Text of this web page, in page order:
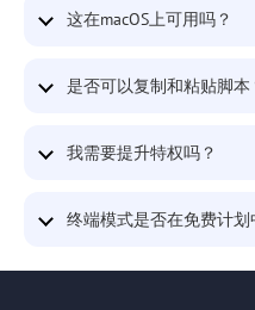
这在macOS上可用吗？
是否可以复制和粘贴脚本
我需要提升特权吗？
终端模式是否在免费计划